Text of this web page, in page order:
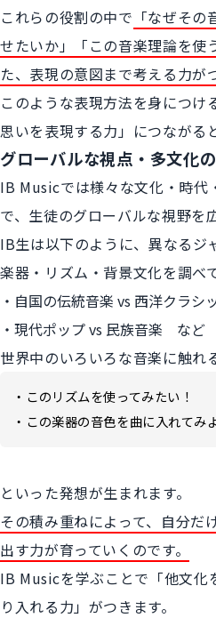
これらの役割の中で 「なぜそ
せたいか」「この音楽理論を使
た、表現の意図まで考える力が
このような表現方法を身につけ
思いを表現する力」につながる
グローバルな視点・多文化
IB Musicでは様々な文化・時代
で、生徒のグローバルな視野を
IB生は以下のように、異なるジ
楽器・リズム・背景文化を調べ
自国の伝統音楽 vs 西洋クラシ
現代ポップ vs 民族音楽 など
世界中のいろいろな音楽に触れ
・このリズムを使ってみたい！
・この楽器の音色を曲に入れてみよ
といった発想が生まれます。
その積み重ねによって、自分だ
出す力が育っていくのです。
IB Musicを学ぶことで「他文化
り入れる力」がつきます。